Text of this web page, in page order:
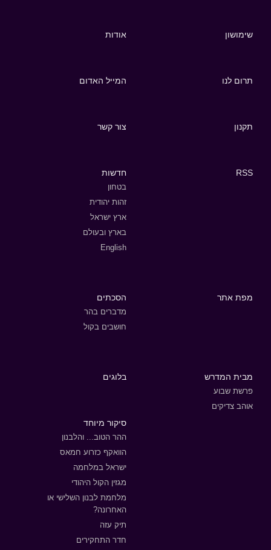
שימושון אודות
תרום לנו המייל האדום
תקנון צור קשר
RSS חדשות
בטחון
זהות יהודית
ארץ ישראל
בארץ ובעולם
English
מפת אתר הסכתים
מדברים בהר
חושבים בקול
מבית המדרש
פרשת שבוע
אוהב צדיקים
בלוגים
סיקור מיוחד
ההר הטוב... והלבנון
הוואקף כזרוע חמאס
ישראל במלחמה
מגזין הקול היהודי
מלחמת לבנון השלישי או
האחרונה?
תיק עזה
חדר התחקירים